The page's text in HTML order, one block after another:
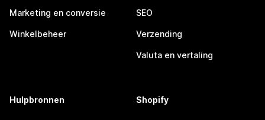
Marketing en conversie
Winkelbeheer
SEO
Verzending
Valuta en vertaling
Hulpbronnen Shopify